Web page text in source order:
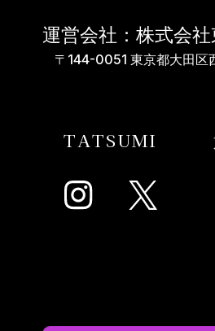
運営会社：株式会
〒144-0051 東京都大田
TATSUMI